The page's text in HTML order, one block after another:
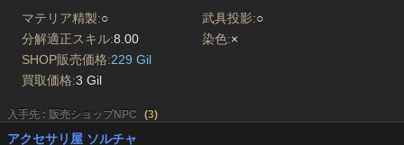
マテリア精製:○ 武具投影:○
分解適正スキル:8.00 染色:×
SHOP販売価格:229 Gil
買取価格:3 Gil
入手先 : 販売ショップNPC (3)
アクセサリ屋 ソルチャ